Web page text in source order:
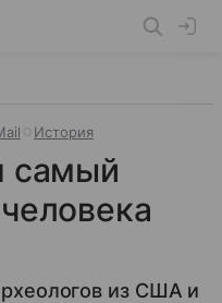
История
самый
из США и